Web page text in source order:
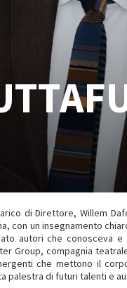
di Direttore, Willem
con un insegnamento
autori che conosceva
compagnia
che mettono il
palestra di futuri talenti e